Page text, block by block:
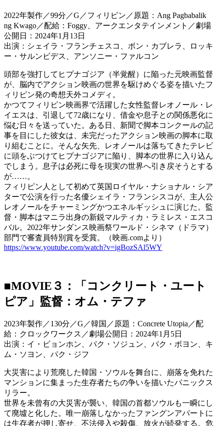
2022年製作／99分／G／フィリピン／原題：Ang Pagbabalik
ng Kwago／配給：Foggy、アークエンタテインメント／劇場
公開日：2024年1月13日
出演：シェイラ・フランチェスコ、ボン・カブレラ、ロッキ
ー・サルンビデス、アンソニー・ファルコン
頭部を強打してヒプナゴジア（半覚醒）に陥った元映画監督
が、脳内でアクション映画の世界を駆けめぐる姿を描いたフ
ィリピン発の奇想天外コメディ。
かつてフィリピン映画界で活躍した女性監督レオノール・レ
イエスは、引退して72歳になり、借金や息子との関係悪化に
悩む日々を送っていた。ある日、新聞で脚本コンクールの記
事を目にした彼女は、未完だったアクション映画の脚本に取
り組むことに。そんな矢先、レオノールは落ちてきたテレビ
に頭をぶつけてヒプナゴジアに陥り、脚本の世界に入り込ん
でしまう。息子は必死に母を現実の世界へ引き戻そうとする
が……。
フィリピン人として初めて英国ロイヤル・ナショナル・シア
ターで公演を行った名優シェイラ・フランシスコが、主人公
レオノールをチャーミングかつエネルギッシュに演じた。監
督・脚本はマニラ出身の新鋭マルティカ・ラミレス・エスコ
バル。2022年サンダンス映画祭ワールド・シネマ（ドラマ）
部門で審査員特別賞を受賞。（映画.comより）
https://www.youtube.com/watch?v=igBozSAl5WY
■MOVIE３：「コンクリート・ユート
ピア」監督：オム・テファ
2023年製作／130分／G／韓国／原題：Concrete Utopia／配
給：クロックワークス／劇場公開日：2024年1月5日
出演：イ・ビョンホン、パク・ソジュン、パク・ボヨン、キ
ム・ソヨン、パク・ジフ
大災害により荒廃した韓国・ソウルを舞台に、崩落を免れた
マンションに集まった生存者たちの争いを描いたパニックス
リラー。
世界を未曾有の大災害が襲い、韓国の首都ソウルも一瞬にし
て廃墟と化した。唯一崩落しなかったファングンアパートに
は生存者が押し寄せ、不法侵入や殺傷、放火が続発する。危